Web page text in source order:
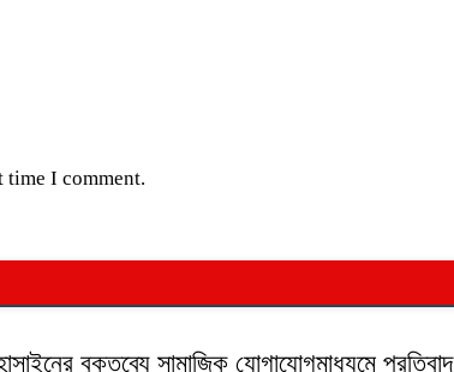
time I comment.
বক্তব্যে সামাজিক যোগাযোগমাধ্যমে প্রতিবাদ